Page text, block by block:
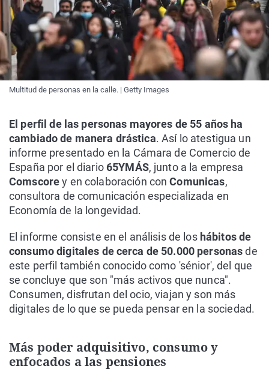
Multitud de personas en la calle. | Getty Images
El perfil de las personas mayores de 55 años ha
cambiado de manera drástica. Así lo atestigua un
informe presentado en la Cámara de Comercio de
España por el diario65YMÁS, junto a la empresa
Comscorey en colaboración conComunicas,
consultora de comunicación especializada en
Economía de la longevidad.
El informe consiste en el análisis de los hábitos de
consumo digitales de cerca de 50.000 personasde
este perfil también conocido como 'sénior', del que
se concluye que son "más activos que nunca".
Consumen, disfrutan del ocio, viajan y son más
digitales de lo que se pueda pensar en la sociedad.
Más poder adquisitivo, consumo y
enfocados a las pensiones